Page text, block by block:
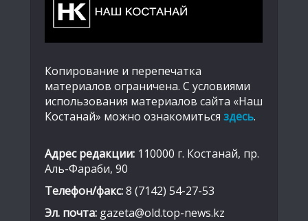
Копирование и перепечатка
материалов ограничена. С условиями
использования материалов сайта «Наш
Костанай» можно ознакомиться здесь.
Адрес редакции: 110000 г. Костанай, пр.
Аль-Фараби, 90
Телефон/факс:8 (7142) 54-27-53
Эл. почта: gazeta@old.top-news.kz